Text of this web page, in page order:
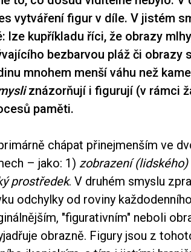
vytváření figur v díle. V jistém
lze kupříkladu říci, že obrazy
bezbarvou pláž či obrazy
mnohem menší váhu než
znázorňují i figurují (v rámci
paměti.
chápat přinejmenším ve
– jako: 1) zobrazení
prostředek. V druhém smyslu
odchylky od roviny
"figurativním" neboli
obrazně. Figury jsou z